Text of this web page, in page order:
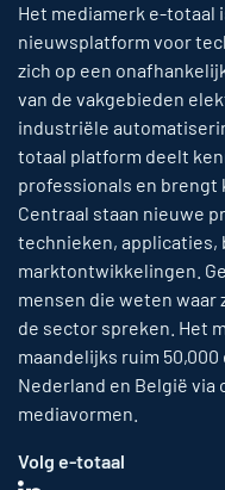
Het mediamerk e-totaal
nieuwsplatform voor
zich op een
van de vakgebieden
industriële
totaal platform deelt
professionals en brengt
Centraal staan nieuwe
technieken, applicaties,
marktontwikkelingen.
mensen die weten waar
de sector spreken. Het
maandelijks ruim
Nederland en België via
mediavormen.
Volg e-totaal